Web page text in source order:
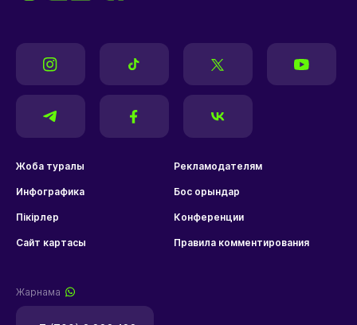
Жоба туралы Рекламодателям
Инфографика Бос орындар
Пікірлер Конференции
Сайт картасы Правила комментирования
Жарнама